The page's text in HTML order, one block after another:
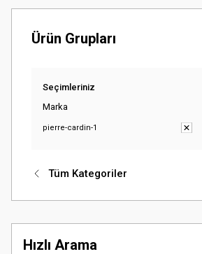
Ürün Grupları
Seçimleriniz
Marka
pierre-cardin-1
Tüm Kategoriler
Hızlı Arama